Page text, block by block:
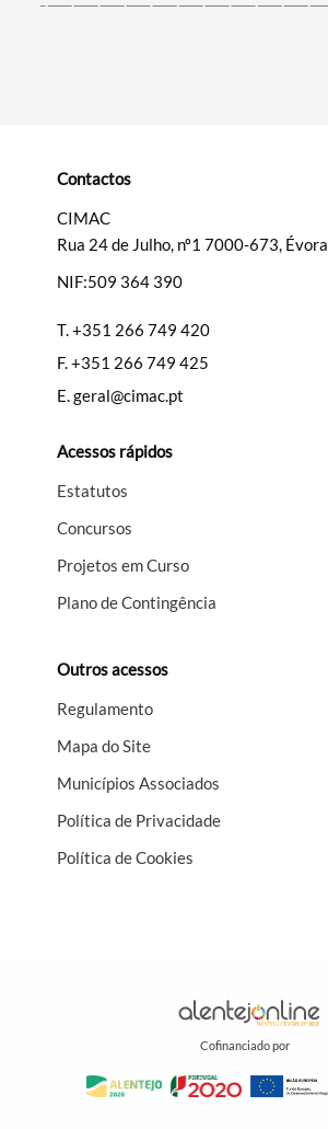
Termo de Pesquisa
Filtros
Contactos
CIMAC
Rua 24 de Julho, nº1 7000-673, Évora
NIF:509 364 390
T.+351 266 749 420
F.+351 266 749 425
E.geral@cimac.pt
Acessos rápidos
Estatutos
Concursos
Projetos em Curso
Plano de Contingência
Outros acessos
Regulamento
Mapa do Site
Municípios Associados
Política de Privacidade
Política de Cookies
Cofinanciado por